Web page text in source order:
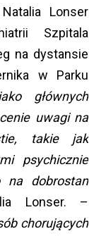
Lonser
Szpitala
na dystansie
w Parku
głównych
uwagi na
takie jak
psychicznie
na dobrostan
Lonser. –
chorujących